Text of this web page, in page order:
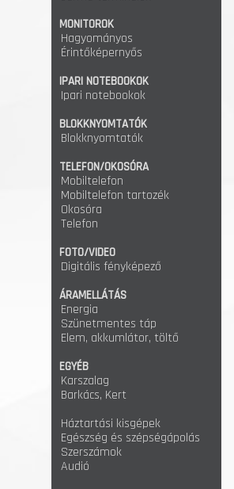
MONITOROK
Hagyományos
Érintőképernyős
IPARI NOTEBOOKOK
Ipari notebookok
BLOKKNYOMTATÓK
Blokknyomtatók
TELEFON/OKOSÓRA
Mobiltelefon
Mobiltelefon tartozék
Okosóra
Telefon
FOTO/VIDEO
Digitális fényképező
ÁRAMELLÁTÁS
Energia
Szünetmentes táp
Elem, akkumlátor, töltő
EGYÉB
Karszalag
Barkács, Kert
Háztartási kisgépek
Egészség és szépségápolás
Szerszámok
Audió